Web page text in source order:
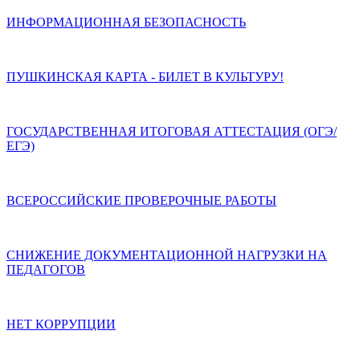
ИНФОРМАЦИОННАЯ БЕЗОПАСНОСТЬ
ПУШКИНСКАЯ КАРТА - БИЛЕТ В КУЛЬТУРУ!
ГОСУДАРСТВЕННАЯ ИТОГОВАЯ АТТЕСТАЦИЯ (ОГЭ/
ЕГЭ)
ВСЕРОССИЙСКИЕ ПРОВЕРОЧНЫЕ РАБОТЫ
СНИЖЕНИЕ ДОКУМЕНТАЦИОННОЙ НАГРУЗКИ НА
ПЕДАГОГОВ
НЕТ КОРРУПЦИИ